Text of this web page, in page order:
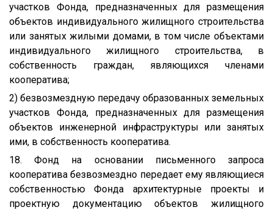
участков Фонда, предназначенных для размещения
объектов индивидуального жилищного строительства
или занятых жилыми домами, в том числе объектами
индивидуального жилищного строительства, в
собственность граждан, являющихся членами
кооператива;
2) безвозмездную передачу образованных земельных
участков Фонда, предназначенных для размещения
объектов инженерной инфраструктуры или занятых
ими, в собственность кооператива.
18. Фонд на основании письменного запроса
кооператива безвозмездно передает ему являющиеся
собственностью Фонда архитектурные проекты и
проектную документацию объектов жилищного